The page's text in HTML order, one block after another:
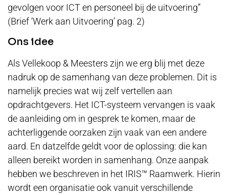
gevolgen voor ICT en personeel bij de uitvoering”
(Brief ‘Werk aan Uitvoering’ pag. 2)
Ons idee
Als Vellekoop & Meesters zijn we erg blij met deze
nadruk op de samenhang van deze problemen. Dit is
namelijk precies wat wij zelf vertellen aan
opdrachtgevers. Het ICT-systeem vervangen is vaak
de aanleiding om in gesprek te komen, maar de
achterliggende oorzaken zijn vaak van een andere
aard. En datzelfde geldt voor de oplossing: die kan
alleen bereikt worden in samenhang. Onze aanpak
hebben we beschreven in het IRIS™ Raamwerk. Hierin
wordt een organisatie ook vanuit verschillende